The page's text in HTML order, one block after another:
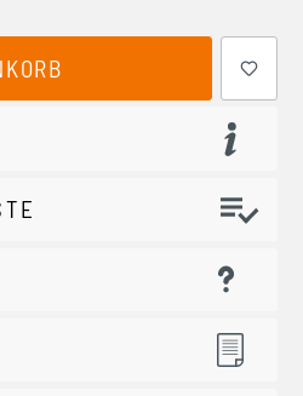
benutze die Schaltflächen